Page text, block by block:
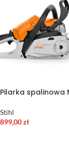
Pilarka spalinowa
Stihl
899,00zł